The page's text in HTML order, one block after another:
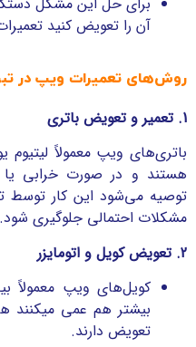
آن را تعویض کنید
روش‌های تعمیرات ویپ در
1. تعمیر و تعویض باتری
باتری‌های ویپ معمولاً لیتیوم
هستند و در صورت خرابی
توصیه می‌شود این کار توسط
مشکلات احتمالی جلوگیری شود.
2. تعویض کویل و اتومایزر
بیشتر هم عمی میکنند
تعویض دارند.